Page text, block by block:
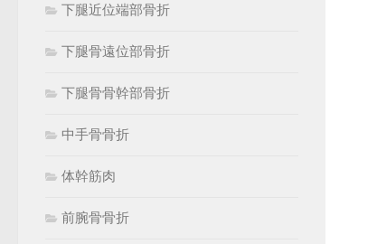
下腿近位端部骨折
下腿骨遠位部骨折
下腿骨骨幹部骨折
中手骨骨折
体幹筋肉
前腕骨骨折